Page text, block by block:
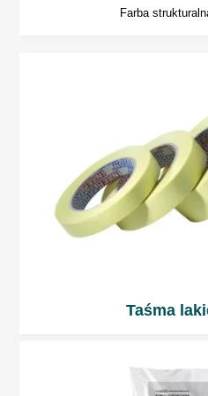
Nie szlifować!
1 litr mieszanki
8 m2 powierzchni
2-
Farba
Taśma